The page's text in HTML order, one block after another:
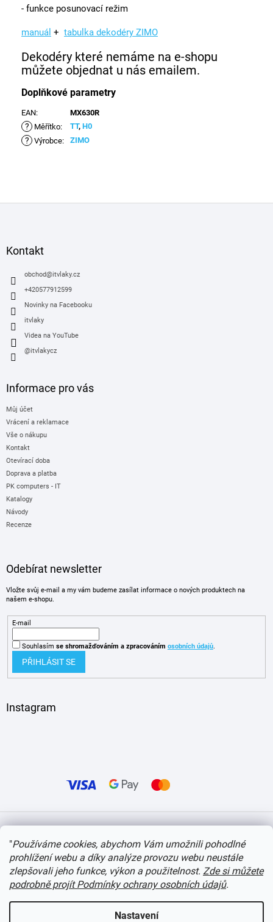
"Používáme cookies, abychom Vám umožnili pohodlné
prohlížení webu a díky analýze provozu webu neustále
zlepšovali jeho funkce, výkon a použitelnost. Zde si můžete
podrobně projít Podmínky ochrany osobních údajů.
Nastavení
- funkce posunovací režim
manuál + tabulka dekodéry ZIMO
Dekodéry které nemáme na e-shopu
můžete objednat u nás emailem.
Doplňkové parametry
EAN: MX630R
? Měřítko: TT, H0
? Výrobce: ZIMO
Kontakt
obchod@itvlaky.cz
+420577912599
Novinky na Facebooku
itvlaky
Videa na YouTube
@itvlakycz
Informace pro vás
Můj účet
Vrácení a reklamace
Vše o nákupu
Kontakt
Otevírací doba
Doprava a platba
PK computers - IT
Katalogy
Návody
Recenze
Odebírat newsletter
Vložte svůj e-mail a my vám budeme zasílat informace o nových produktech na
našem e-shopu.
E-mail
Souhlasím se shromažďováním a zpracováním osobních údajů.
PŘIHLÁSIT SE
Instagram
Copyright 2026itvlaky.cz . Všechna práva vyhrazena. Upravit nastavení cookies